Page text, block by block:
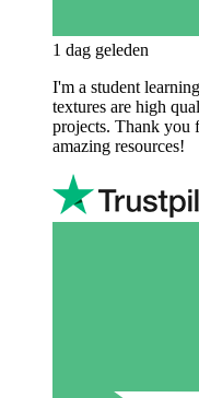
1 dag geleden
I'm a student
textures are high
projects. Thank you
amazing resources!